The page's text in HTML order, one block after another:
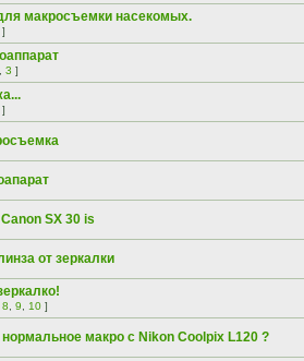
макросъемки насекомых.
]
3 ]
]
SX 30 is
от зеркалки
8 9 10 ]
макро с Nikon Coolpix L120 ?